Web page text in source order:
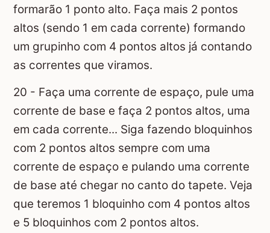
formarão 1 ponto alto. Faça mais 2 pontos
altos (sendo 1 em cada corrente) formando
um grupinho com 4 pontos altos já contando
as correntes que viramos.
20 - Faça uma corrente de espaço, pule uma
corrente de base e faça 2 pontos altos, uma
em cada corrente... Siga fazendo bloquinhos
com 2 pontos altos sempre com uma
corrente de espaço e pulando uma corrente
de base até chegar no canto do tapete. Veja
que teremos 1 bloquinho com 4 pontos altos
e 5 bloquinhos com 2 pontos altos.